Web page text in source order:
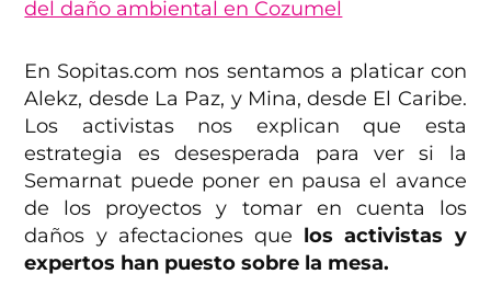
del daño ambiental en Cozumel
En Sopitas.com nos sentamos a platicar con
Alekz, desde La Paz, y Mina, desde El Caribe.
Los activistas nos explican que esta
estrategia es desesperada para ver si la
Semarnat puede poner en pausa el avance
de los proyectos y tomar en cuenta los
daños y afectaciones que los activistas y
expertos han puesto sobre la mesa.